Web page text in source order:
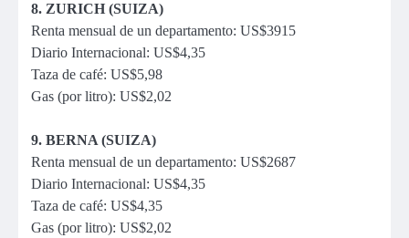
8. ZURICH (SUIZA)
Renta mensual de un departamento: US$3915
Diario Internacional: US$4,35
Taza de café: US$5,98
Gas (por litro): US$2,02
9. BERNA (SUIZA)
Renta mensual de un departamento: US$2687
Diario Internacional: US$4,35
Taza de café: US$4,35
Gas (por litro): US$2,02